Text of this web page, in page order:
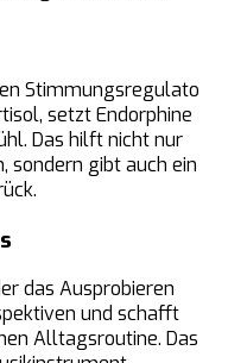
Stimmungsregulato
setzt Endorphine
Das hilft nicht nur
sondern gibt auch ein
das Ausprobieren
und schafft
Alltagsroutine. Das